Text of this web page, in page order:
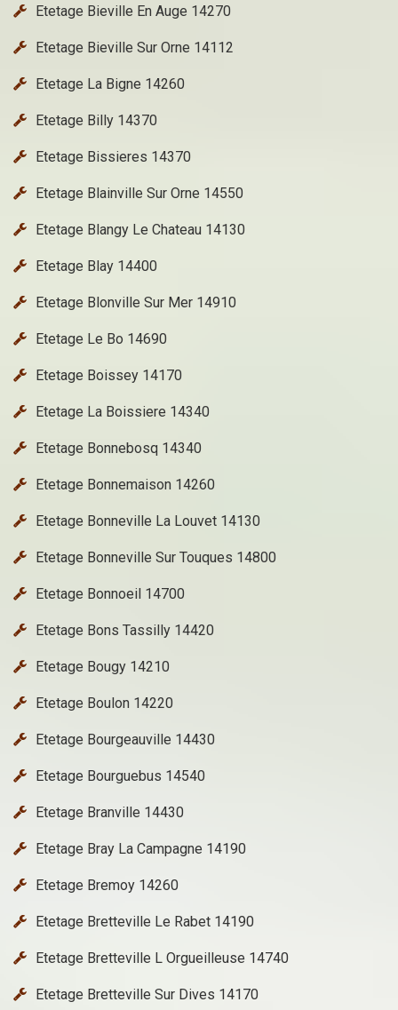
Etetage Bieville En Auge 14270
Etetage Bieville Sur Orne 14112
Etetage La Bigne 14260
Etetage Billy 14370
Etetage Bissieres 14370
Etetage Blainville Sur Orne 14550
Etetage Blangy Le Chateau 14130
Etetage Blay 14400
Etetage Blonville Sur Mer 14910
Etetage Le Bo 14690
Etetage Boissey 14170
Etetage La Boissiere 14340
Etetage Bonnebosq 14340
Etetage Bonnemaison 14260
Etetage Bonneville La Louvet 14130
Etetage Bonneville Sur Touques 14800
Etetage Bonnoeil 14700
Etetage Bons Tassilly 14420
Etetage Bougy 14210
Etetage Boulon 14220
Etetage Bourgeauville 14430
Etetage Bourguebus 14540
Etetage Branville 14430
Etetage Bray La Campagne 14190
Etetage Bremoy 14260
Etetage Bretteville Le Rabet 14190
Etetage Bretteville L Orgueilleuse 14740
Etetage Bretteville Sur Dives 14170